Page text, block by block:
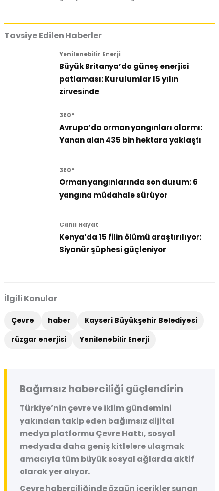
Tavsiye Edilen Haberler
Yenilenebilir Enerji
Büyük Britanya’da güneş enerjisi
patlaması: Kurulumlar 15 yılın
zirvesinde
360°
Avrupa’da orman yangınları alarmı:
Yanan alan 435 bin hektara yaklaştı
360°
Orman yangınlarında son durum: 6
yangına müdahale sürüyor
Canlı Hayat
Kenya’da 15 filin ölümü araştırılıyor:
Siyanür şüphesi güçleniyor
İlgili Konular
Çevre haber
Kayseri Büyükşehir Belediyesi
rüzgar enerjisi
Yenilenebilir Enerji
Bağımsız haberciliği güçlendirin
Türkiye’nin çevre ve iklim gündemini
yakından takip eden bağımsız dijital
medya platformu Çevre Hattı, sosyal
medyada daha geniş kitlelere ulaşmak
amacıyla tüm büyük sosyal ağlarda aktif
olarak yer alıyor.
Çevre haberciliğinde özgün içerikler sunan